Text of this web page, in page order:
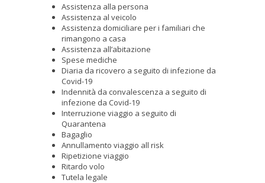
Assistenza alla persona
Assistenza al veicolo
Assistenza domiciliare per i familiari che
rimangono a casa
Assistenza all’abitazione
Spese mediche
Diaria da ricovero a seguito di infezione da
Covid-19
Indennità da convalescenza a seguito di
infezione da Covid-19
Interruzione viaggio a seguito di
Quarantena
Bagaglio
Annullamento viaggio all risk
Ripetizione viaggio
Ritardo volo
Tutela legale